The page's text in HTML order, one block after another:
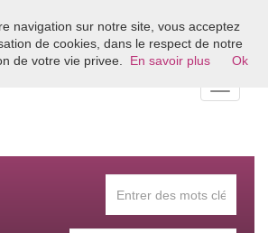
l'annuaire du coaching en France
navigation sur notre site, vous acceptez
de cookies, dans le respect de notre
de votre vie privee.
En savoir plus Ok